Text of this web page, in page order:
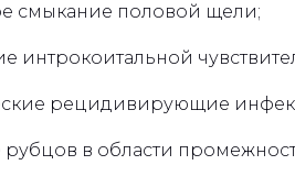
смыкание половой щели;
интрокоитальной
рецидивирующие
в области